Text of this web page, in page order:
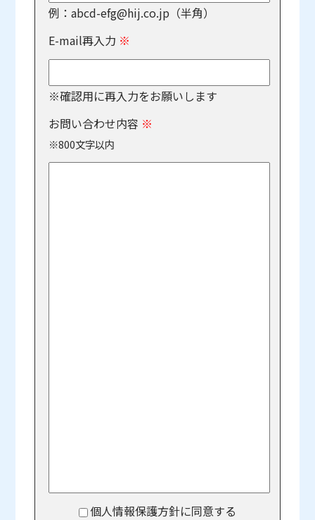
例：abcd-efg@hij.co.jp（半角）
E-mail再入力 ※
※確認用に再入力をお願いします
お問い合わせ内容 ※
※800文字以内
個人情報保護方針に同意する